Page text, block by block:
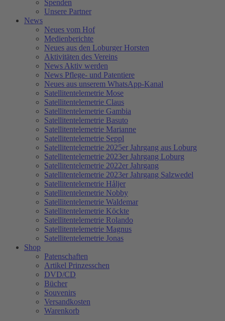
Spenden
Unsere Partner
News
Neues vom Hof
Medienberichte
Neues aus den Loburger Horsten
Aktivitäten des Vereins
News Aktiv werden
News Pflege- und Patentiere
Neues aus unserem WhatsApp-Kanal
Satellitentelemetrie Mose
Satellitentelemetrie Claus
Satellitentelemetrie Gambia
Satellitentelemetrie Basuto
Satellitentelemetrie Marianne
Satellitentelemetrie Seppl
Satellitentelemetrie 2025er Jahrgang aus Loburg
Satellitentelemetrie 2023er Jahrgang Loburg
Satellitentelemetrie 2022er Jahrgang
Satellitentelemetrie 2023er Jahrgang Salzwedel
Satellitentelemetrie Håljer
Satellitentelemetrie Nobby
Satellitentelemetrie Waldemar
Satellitentelemetrie Köckte
Satellitentelemetrie Rolando
Satellitentelemetrie Magnus
Satellitentelemetrie Jonas
Shop
Patenschaften
Artikel Prinzesschen
DVD/CD
Bücher
Souvenirs
Versandkosten
Warenkorb